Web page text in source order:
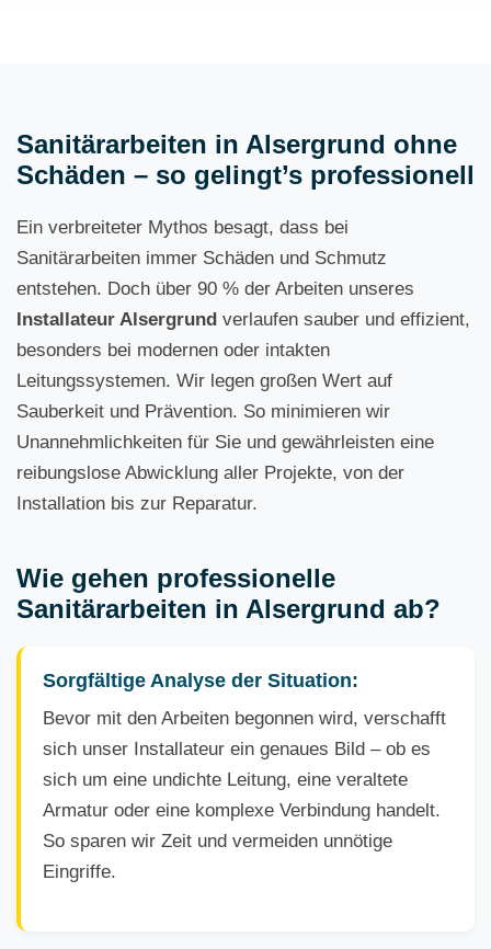
Sanitärarbeiten in Alsergrund ohne
Schäden – so gelingt’s professionell
Ein verbreiteter Mythos besagt, dass bei
Sanitärarbeiten immer Schäden und Schmutz
entstehen. Doch über 90 % der Arbeiten unseres
Installateur Alsergrund verlaufen sauber und effizient,
besonders bei modernen oder intakten
Leitungssystemen. Wir legen großen Wert auf
Sauberkeit und Prävention. So minimieren wir
Unannehmlichkeiten für Sie und gewährleisten eine
reibungslose Abwicklung aller Projekte, von der
Installation bis zur Reparatur.
Wie gehen professionelle
Sanitärarbeiten in Alsergrund ab?
Sorgfältige Analyse der Situation:
Bevor mit den Arbeiten begonnen wird, verschafft
sich unser Installateur ein genaues Bild – ob es
sich um eine undichte Leitung, eine veraltete
Armatur oder eine komplexe Verbindung handelt.
So sparen wir Zeit und vermeiden unnötige
Eingriffe.